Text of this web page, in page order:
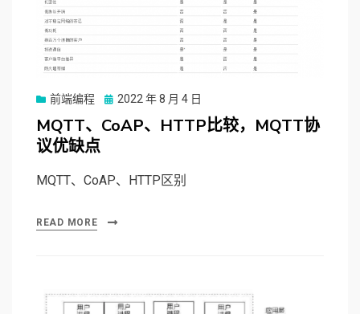
前端编程
Posted
2022 年 8 月 4 日
MQTT、CoAP、HTTP比较，MQTT协
议优缺点
MQTT、CoAP、HTTP区别
READ MORE